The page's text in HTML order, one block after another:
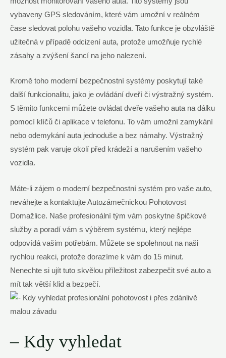
vybaveny GPS sledováním, které vám umožní v reálném
čase sledovat polohu vašeho vozidla. Tato funkce je obzvláště
užitečná v případě odcizení auta, protože umožňuje rychlé
zásahy a zvýšení šancí na jeho nalezení.
Kromě toho moderní bezpečnostní systémy poskytují také
další funkcionalitu, jako je ovládání dveří či výstražný systém.
S těmito funkcemi můžete ovládat dveře vašeho auta na dálku
pomocí klíčů či aplikace v telefonu. To vám umožní zamykání
nebo odemykání auta jednoduše a bez námahy. Výstražný
systém pak varuje okolí před krádeží a narušením vašeho
vozidla.
Máte-li zájem o moderní bezpečnostní systém pro vaše auto,
neváhejte a kontaktujte Autozámečnickou Pohotovost
Domažlice. Naše profesionální tým vám poskytne špičkové
služby a poradí vám s výběrem systému, který nejlépe
odpovídá vašim potřebám. Můžete se spolehnout na naši
rychlou reakci, protože dorazíme k vám do 15 minut.
Nenechte si ujít tuto skvělou příležitost zabezpečit své auto a
mít tak větší klid a bezpečí.
– Kdy vyhledat